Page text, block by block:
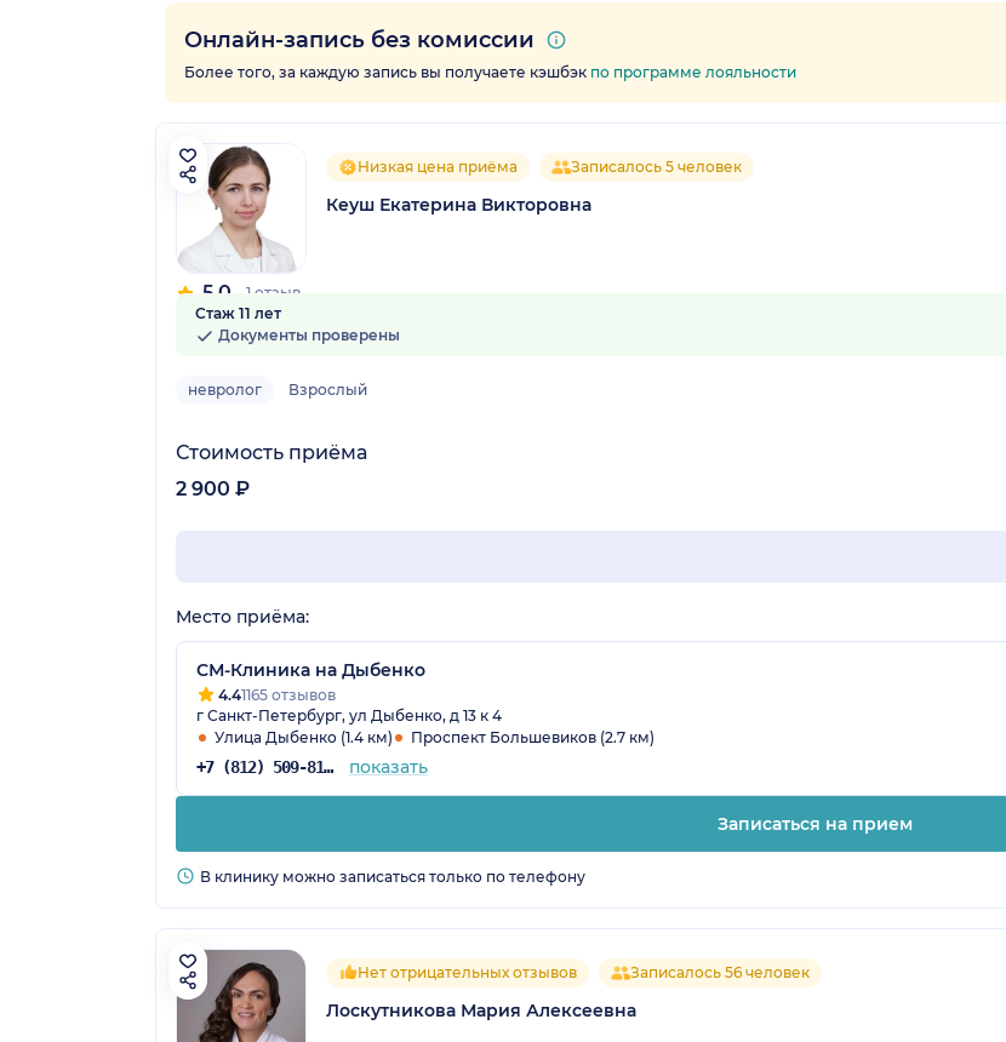
Онлайн-запись без комиссии
Более того, за каждую запись вы получаете кэшбэк по программе лояльности
5.0 1 отзыв
Низкая цена приёма Записалось 5 человек
Кеуш Екатерина Викторовна
Стаж 11 лет
Документы проверены
невролог Взрослый
Стоимость приёма
2 900 ₽
Место приёма:
СМ-Клиника на Дыбенко
4.41165 отзывов
г Санкт-Петербург, ул Дыбенко, д 13 к 4
Улица Дыбенко (1.4 км)
Проспект Большевиков (2.7 км)
+7 (812) 509-81-68 показать
Записаться на прием
В клинику можно записаться только по телефону
Нет отрицательных отзывов Записалось 56 человек
Лоскутникова Мария Алексеевна